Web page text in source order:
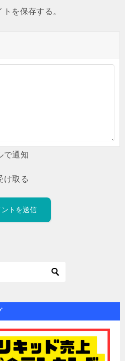
を保存する。
で通知
け取る